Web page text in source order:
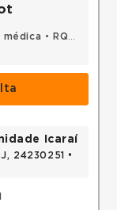
médica •
RQE 55717 - Endocrinologia e metabologia
Icaraí
24230251 •